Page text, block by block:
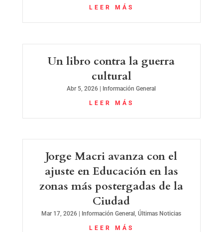
LEER MÁS
Un libro contra la guerra
cultural
Abr 5, 2026 | Información General
LEER MÁS
Jorge Macri avanza con el
ajuste en Educación en las
zonas más postergadas de la
Ciudad
Mar 17, 2026 | Información General ,Últimas Noticias
LEER MÁS